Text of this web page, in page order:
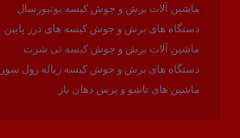
ماشین آلات برش و جوش کیسه یونیورسال
دستگاه های برش و جوش کیسه های درز پایین
ماشین آلات برش و جوش کیسه تی شرت
دستگاه های برش و جوش کیسه زباله رول
ماشین های تاشو و پرس دهان باز